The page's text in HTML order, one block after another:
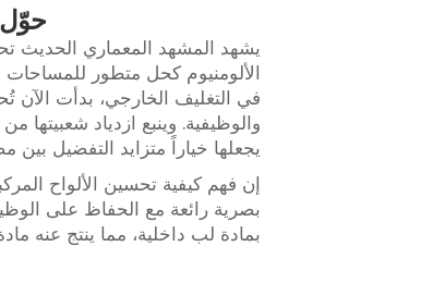
حوّل
يشهد المشهد المعماري الحديث
الألومنيوم كحل متطور للمساحات
في التغليف الخارجي، بدأت الآن
والوظيفية. وينبع ازدياد شعبيتها
يجعلها خياراً متزايد التفضيل
إن فهم كيفية تحسين الألواح
بصرية رائعة مع الحفاظ على
بمادة لب داخلية، مما ينتج عنه